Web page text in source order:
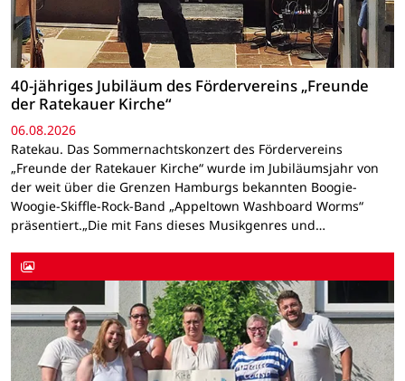
40-jähriges Jubiläum des Fördervereins „Freunde
der Ratekauer Kirche“
06.08.2026
Ratekau. Das Sommernachtskonzert des Fördervereins
„Freunde der Ratekauer Kirche“ wurde im Jubiläumsjahr von
der weit über die Grenzen Hamburgs bekannten Boogie-
Woogie-Skiffle-Rock-Band „Appeltown Washboard Worms“
präsentiert.„Die mit Fans dieses Musikgenres und…